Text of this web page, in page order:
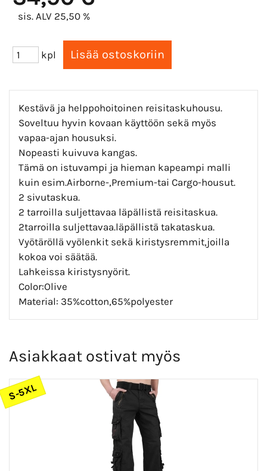
sis. ALV 25,50 %
kpl
Kestävä ja helppohoitoinen reisitaskuhousu.
Soveltuu hyvin kovaan käyttöön sekä myös
vapaa-ajan housuksi.
Nopeasti kuivuva kangas.
Tämä on istuvampi ja hieman kapeampi malli
kuin esim.Airborne-,Premium-tai Cargo-housut.
2 sivutaskua.
2 tarroilla suljettavaa läpällistä reisitaskua.
2tarroilla suljettavaa.läpällistä takataskua.
Vyötäröllä vyölenkit sekä kiristysremmit,joilla
kokoa voi säätää.
Lahkeissa kiristysnyörit.
Color:Olive
Material: 35%cotton,65%polyester
Asiakkaat ostivat myös
S-5XL